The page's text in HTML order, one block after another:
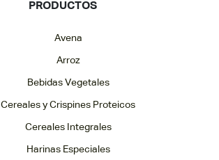
PRODUCTOS
Avena
Arroz
Bebidas Vegetales
Cereales y Crispines Proteicos
Cereales Integrales
Harinas Especiales